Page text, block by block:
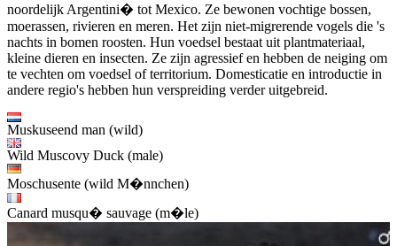
noordelijk Argentini� tot Mexico. Ze bewonen vochtige bossen,
moerassen, rivieren en meren. Het zijn niet-migrerende vogels die 's
nachts in bomen roosten. Hun voedsel bestaat uit plantmateriaal,
kleine dieren en insecten. Ze zijn agressief en hebben de neiging om
te vechten om voedsel of territorium. Domesticatie en introductie in
andere regio's hebben hun verspreiding verder uitgebreid.
Muskuseend man (wild)
Wild Muscovy Duck (male)
Moschusente (wild M�nnchen)
Canard musqu� sauvage (m�le)